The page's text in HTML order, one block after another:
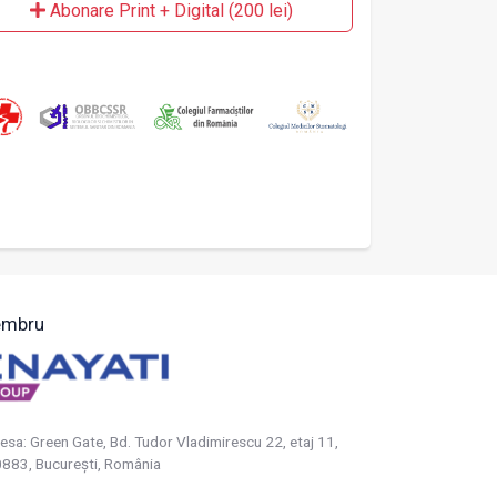
Abonare Print + Digital (200 lei)
Green Gate, Bd. Tudor Vladimirescu 22, etaj 11,
Bucureşti, România